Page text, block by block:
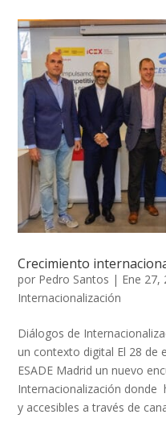
Crecimiento
por Pedro Santos | Ene 27,
Internacionalización
Diálogos de
un contexto digital El 28 de
ESADE Madrid un nuevo
Internacionalización donde
y accesibles a través de